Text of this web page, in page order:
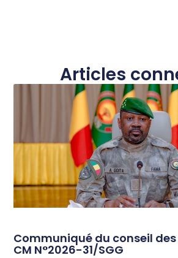
Articles
Communiqué du conseil
CM N°2026-31/SGG